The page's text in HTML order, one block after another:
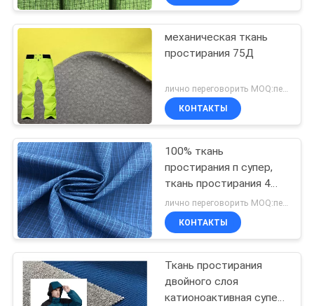
ПУТЕШЕСТВИЕ
ФАБРИКИ
ПРОВЕРКА
КАЧЕСТВА
СВЯЖИТЕСЬ
МЫ
НОВОСТИ
СЛУЧАИ
механическая ткань
простирания 75Д
КОНТАКТЫ
100% ткань
простирания п супер,
ткань простирания 4
путей для катаясь на
лыжах носки спорт
КОНТАКТЫ
Ткань простирания
двойного слоя
катионоактивная супер,